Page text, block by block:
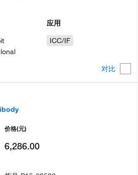
对比
应用
ICC/IF
价格(元)
6,286.00